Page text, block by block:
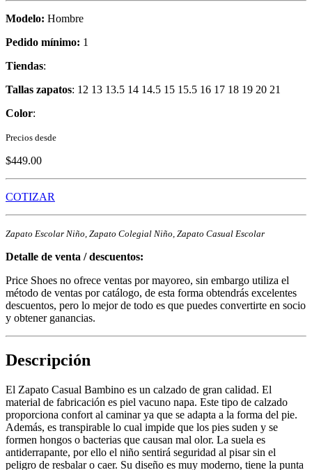
Modelo: Hombre
Pedido mínimo: 1
Tiendas:
Tallas zapatos: 12 13 13.5 14 14.5 15 15.5 16 17 18 19 20 21
Color:
Precios desde
$449.00
COTIZAR
Zapato Escolar Niño, Zapato Colegial Niño, Zapato Casual Escolar
Detalle de venta / descuentos:
Price Shoes no ofrece ventas por mayoreo, sin embargo utiliza el
método de ventas por catálogo, de esta forma obtendrás excelentes
descuentos, pero lo mejor de todo es que puedes convertirte en socio
y obtener ganancias.
Descripción
El Zapato Casual Bambino es un calzado de gran calidad. El
material de fabricación es piel vacuno napa. Este tipo de calzado
proporciona confort al caminar ya que se adapta a la forma del pie.
Además, es transpirable lo cual impide que los pies suden y se
formen hongos o bacterias que causan mal olor. La suela es
antiderrapante, por ello el niño sentirá seguridad al pisar sin el
peligro de resbalar o caer. Su diseño es muy moderno, tiene la punta